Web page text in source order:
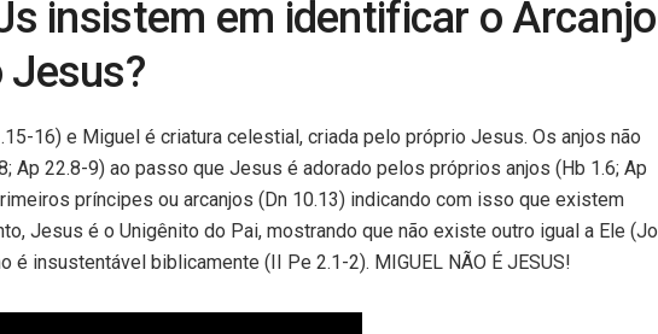
insistem em identificar o Arcanjo
Jesus?
16) e Miguel é criatura celestial, criada pelo próprio Jesus. Os anjos não
Ap 22.8-9) ao passo que Jesus é adorado pelos próprios anjos (Hb 1.6; Ap
príncipes ou arcanjos (Dn 10.13) indicando com isso que existem
Jesus é o Unigênito do Pai, mostrando que não existe outro igual a Ele (Jo
é insustentável biblicamente (II Pe 2.1-2). MIGUEL NÃO É JESUS!